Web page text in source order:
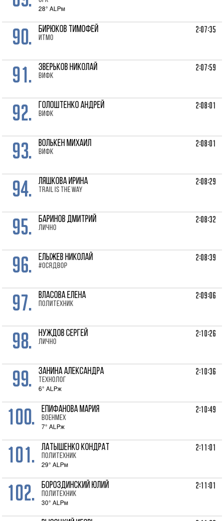
28° ALPм
90. БИРЮКОВ Тимофей
ИТМО
2:07:35
91. ЗВЕРЬКОВ Николай
ВИФК
2:07:59
92. ГОЛОШТЕНКО Андрей
ВИФК
2:08:01
93. ВОЛЬКЕН Михаил
ВИФК
2:08:01
94. ЛЯШКОВА Ирина
Trail is the way
2:08:29
95. БАРИНОВ Дмитрий
лично
2:08:32
96. ЕЛЫЖЕВ Николай
#OCRДВОР
2:08:39
97. ВЛАСОВА Елена
Политехник
2:09:06
98. НУЖДОВ Сергей
лично
2:10:26
99. ЗАНИНА Александра
Технолог
6° ALPж
2:10:36
100. ЕПИФАНОВА Мария
Военмех
7° ALPж
2:10:49
101. ЛАТЫШЕНКО Кондрат
Политехник
29° ALPм
2:11:01
102. БОРОЗДИНСКИЙ Юлий
Политехник
30° ALPм
2:11:01